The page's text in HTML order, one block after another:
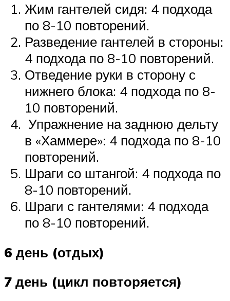
Жим гантелей сидя: 4 подхода
по 8-10 повторений.
Разведение гантелей в стороны:
4 подхода по 8-10 повторений.
Отведение руки в сторону с
нижнего блока: 4 подхода по 8-
10 повторений.
Упражнение на заднюю дельту
в «Хаммере»: 4 подхода по 8-10
повторений.
Шраги со штангой: 4 подхода по
8-10 повторений.
Шраги с гантелями: 4 подхода
по 8-10 повторений.
6 день (отдых)
7 день (цикл повторяется)